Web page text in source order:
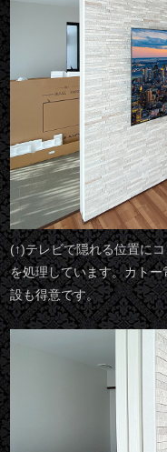
(↑)テレビで隠れる位置に
を処理しています。カト
設も得意です。